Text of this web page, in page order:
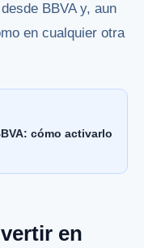
BBVA y, aun
en cualquier otra
cómo activarlo
en